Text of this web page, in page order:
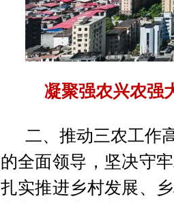
凝聚强农兴农强
二、推动三农工作
的全面领导，坚决守
扎实推进乡村发展、